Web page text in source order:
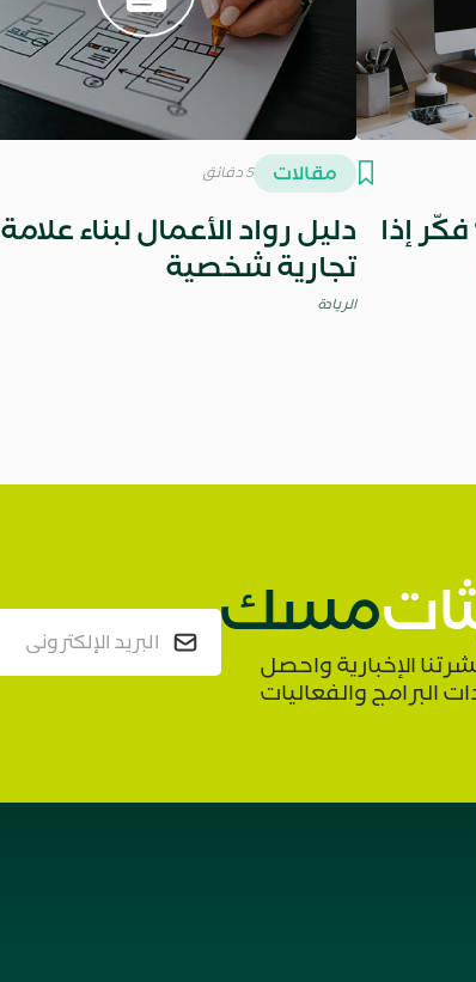
إذا
مقالات 5 دقائق
دليل رواد الأعمال لبناء علامة
تجارية شخصية
الريادة
مسك
الإخبارية واحصل
البرامج والفعاليات